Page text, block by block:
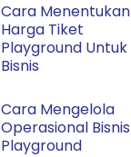
Cara Menentukan
Harga Tiket
Playground Untuk
Bisnis
Cara Mengelola
Operasional Bisnis
Playground